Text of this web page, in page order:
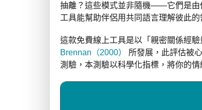
抽離？這些模式並非隨機——它們是由
工具能幫助伴侶用共同語言理解彼此
這款免費線上工具是以「親密關係經
Brennan（2000）
所發展，此評估被
測驗，本測驗以科學化指標，將你的